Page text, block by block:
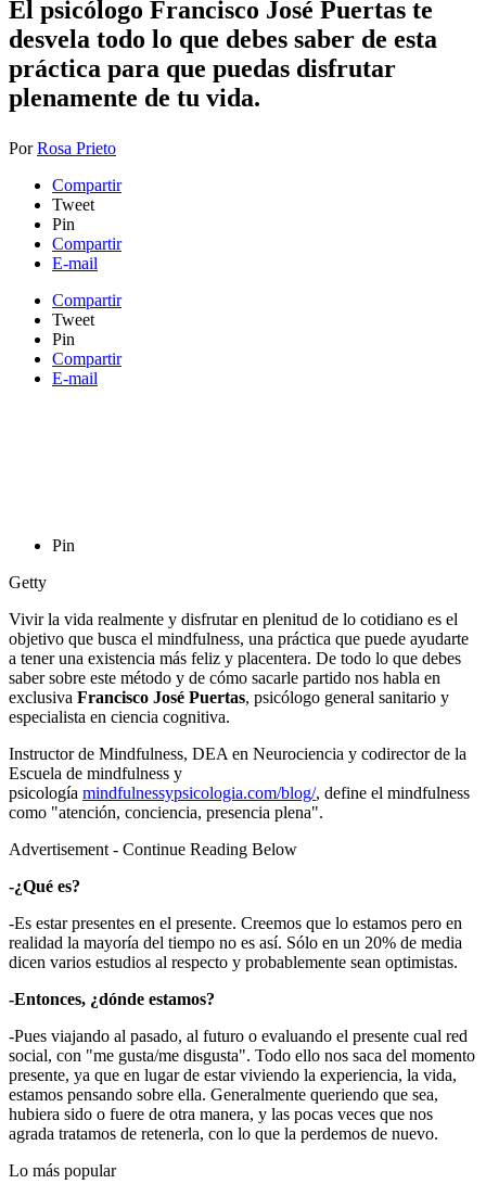
El psicólogo Francisco José Puertas te
desvela todo lo que debes saber de esta
práctica para que puedas disfrutar
plenamente de tu vida.
PorRosa Prieto
Compartir
Tweet
Pin
Compartir
E-mail
Compartir
Tweet
Pin
Compartir
E-mail
Pin
Getty
Vivir la vida realmente y disfrutar en plenitud de lo cotidiano es el
objetivo que busca el mindfulness, una práctica que puede ayudarte
a tener una existencia más feliz y placentera. De todo lo que debes
saber sobre este método y de cómo sacarle partido nos habla en
exclusiva Francisco José Puertas, psicólogo general sanitario y
especialista en ciencia cognitiva.
Instructor de Mindfulness, DEA en Neurociencia y codirector de la
Escuela de mindfulness y
psicología mindfulnessypsicologia.com/blog/, define el mindfulness
como "atención, conciencia, presencia plena".
Advertisement - Continue Reading Below
-¿Qué es?
-Es estar presentes en el presente. Creemos que lo estamos pero en
realidad la mayoría del tiempo no es así. Sólo en un 20% de media
dicen varios estudios al respecto y probablemente sean optimistas.
-Entonces, ¿dónde estamos?
-Pues viajando al pasado, al futuro o evaluando el presente cual red
social, con "me gusta/me disgusta". Todo ello nos saca del momento
presente, ya que en lugar de estar viviendo la experiencia, la vida,
estamos pensando sobre ella. Generalmente queriendo que sea,
hubiera sido o fuere de otra manera, y las pocas veces que nos
agrada tratamos de retenerla, con lo que la perdemos de nuevo.
Lo más popular